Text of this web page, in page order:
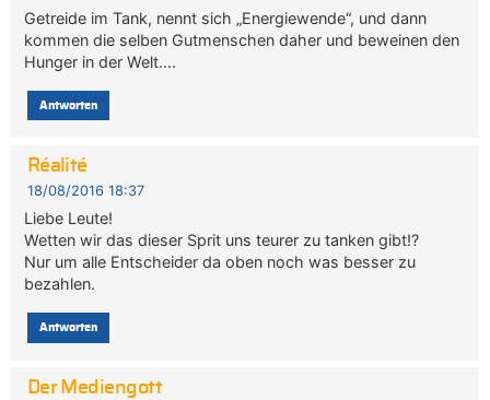
Getreide im Tank, nennt sich „Energiewende“, und dann
kommen die selben Gutmenschen daher und beweinen den
Hunger in der Welt….
Antworten
Réalité
18/08/2016 18:37
Liebe Leute!
Wetten wir das dieser Sprit uns teurer zu tanken gibt!?
Nur um alle Entscheider da oben noch was besser zu
bezahlen.
Antworten
Der Mediengott